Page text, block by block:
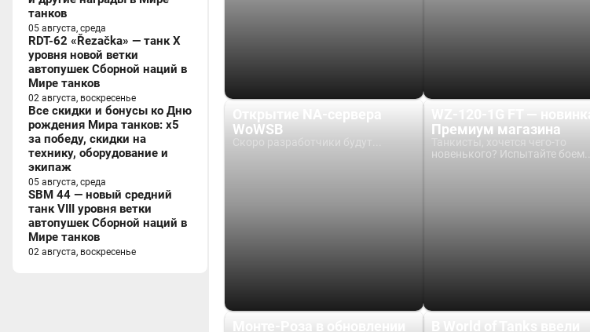
танков
05 августа, среда
RDT-62 «Řezačka» — танк X
уровня новой ветки
автопушек Сборной наций в
Мире танков
02 августа, воскресенье
Все скидки и бонусы ко Дню
рождения Мира танков: x5
за победу, скидки на
технику, оборудование и
экипаж
05 августа, среда
SBM 44 — новый средний
танк VIII уровня ветки
автопушек Сборной наций в
Мире танков
02 августа, воскресенье
WoWSB
Премиум магазина
новенького? Испытайте боем...